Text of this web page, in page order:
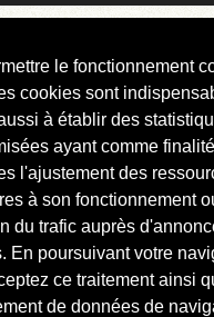
le fonctionnement
cookies sont
à établir des
ayant comme
l'ajustement des
à son fonctionnement
du trafic auprès
En poursuivant votre
ce traitement ainsi
de données de
« LE »